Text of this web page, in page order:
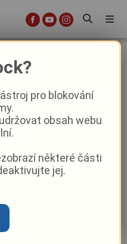
zámku Blatná:
v kouzelném
pro blokování
obsah webu
některé části
jej.